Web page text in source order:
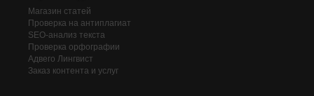
Магазин статей
Проверка на антиплагиат
SEO-анализ текста
Проверка орфографии
Адвего Лингвист
Заказ контента и услуг